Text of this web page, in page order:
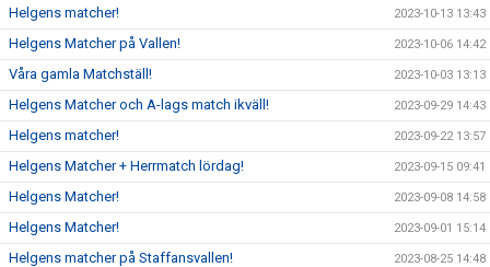
Helgens matcher! 2023-10-13 13:43
Helgens Matcher på Vallen! 2023-10-06 14:42
Våra gamla Matchställ! 2023-10-03 13:13
Helgens Matcher och A-lags match ikväll! 2023-09-29 14:43
Helgens matcher! 2023-09-22 13:57
Helgens Matcher + Herrmatch lördag! 2023-09-15 09:41
Helgens Matcher! 2023-09-08 14:58
Helgens Matcher! 2023-09-01 15:14
Helgens matcher på Staffansvallen! 2023-08-25 14:48